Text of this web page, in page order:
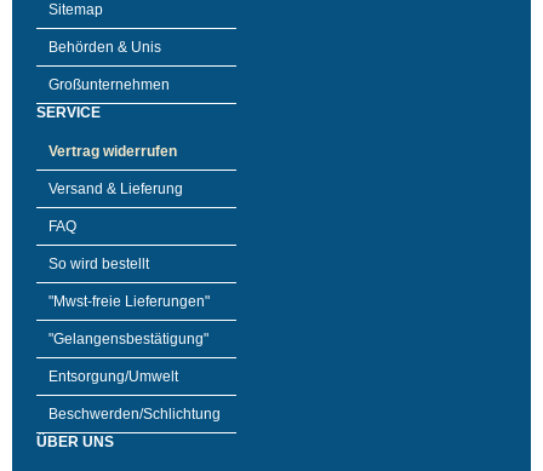
Sitemap
Behörden & Unis
Großunternehmen
SERVICE
Vertrag widerrufen
Versand & Lieferung
FAQ
So wird bestellt
"Mwst-freie Lieferungen"
"Gelangensbestätigung"
Entsorgung/Umwelt
Beschwerden/Schlichtung
ÜBER UNS